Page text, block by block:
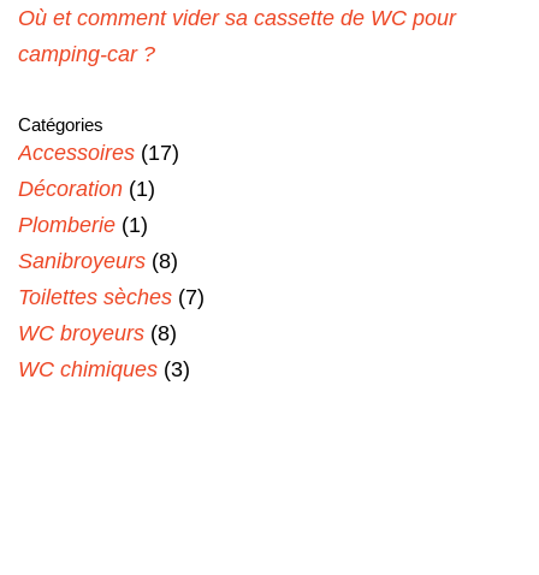
Où et comment vider sa cassette de WC pour
camping-car ?
Catégories
Accessoires (17)
Décoration (1)
Plomberie (1)
Sanibroyeurs (8)
Toilettes sèches (7)
WC broyeurs (8)
WC chimiques (3)